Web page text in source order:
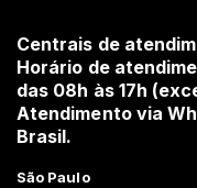
Centrais de
Horário de
das 08h às 17h
Atendimento via
Brasil.
São Paulo